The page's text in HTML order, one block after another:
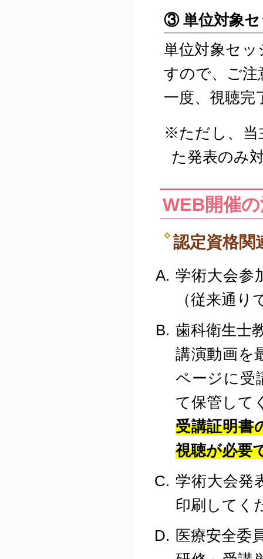
③ 単位対象セ
単位対象セ
すので、ご注
一度、視聴完
※ただし、当
た発表のみ
WEB開催
認定資格関
学術大会参
（従来通り
歯科衛生士
講演動画を
ページに受
て保管して
受講証明書
視聴が必要
学術大会発
印刷してく
医療安全委